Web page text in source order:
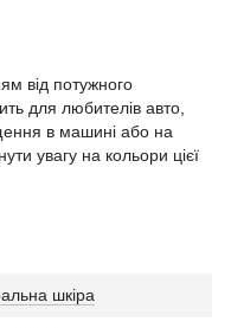
від потужного
для любителів авто,
в машині або на
увагу на кольори цієї
шкіра